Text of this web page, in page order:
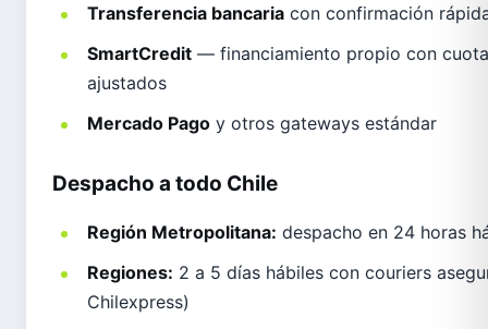
Transferencia bancaria con confirmación
SmartCredit — financiamiento propio con
ajustados
Mercado Pago y otros gateways estándar
Despacho a todo Chile
Región Metropolitana: despacho en 24 horas
Regiones: 2 a 5 días hábiles con couriers
Chilexpress)